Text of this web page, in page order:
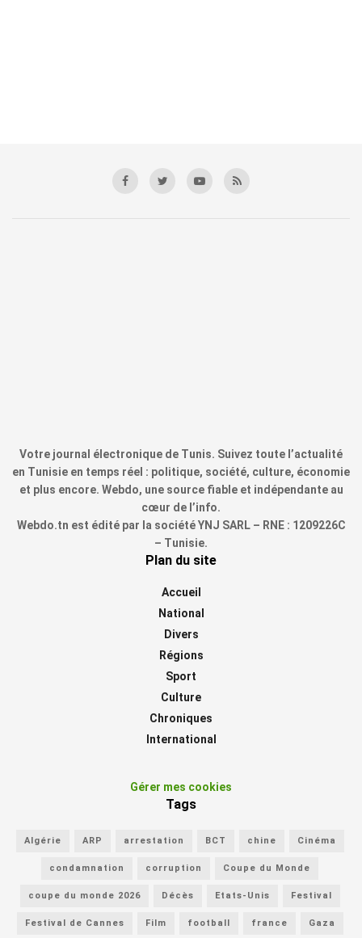
Votre journal électronique de Tunis. Suivez toute l’actualité
en Tunisie en temps réel : politique, société, culture, économie
et plus encore. Webdo, une source fiable et indépendante au
cœur de l’info.
Webdo.tn est édité par la société YNJ SARL – RNE : 1209226C
– Tunisie.
Plan du site
Accueil
National
Divers
Régions
Sport
Culture
Chroniques
International
Gérer mes cookies
Tags
Algérie ARP arrestation BCT chine Cinéma
condamnation corruption Coupe du Monde
coupe du monde 2026 Décès Etats-Unis Festival
Festival de Cannes Film football france Gaza